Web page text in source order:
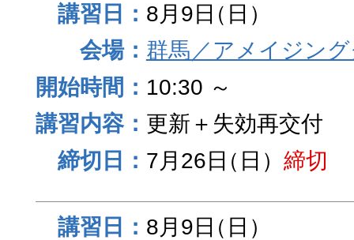
8月9日（日）
群馬／アメイジン
10:30 ～
更新＋失効再交付
7月26日（日） 締切
8月9日（日）